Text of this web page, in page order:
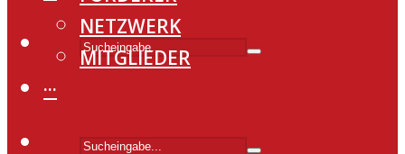
NETZWERK
MITGLIEDER
···